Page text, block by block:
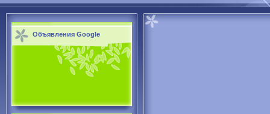
Объявления Google